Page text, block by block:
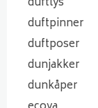
duftpinner
duftposer
dunjakker
dunkåper